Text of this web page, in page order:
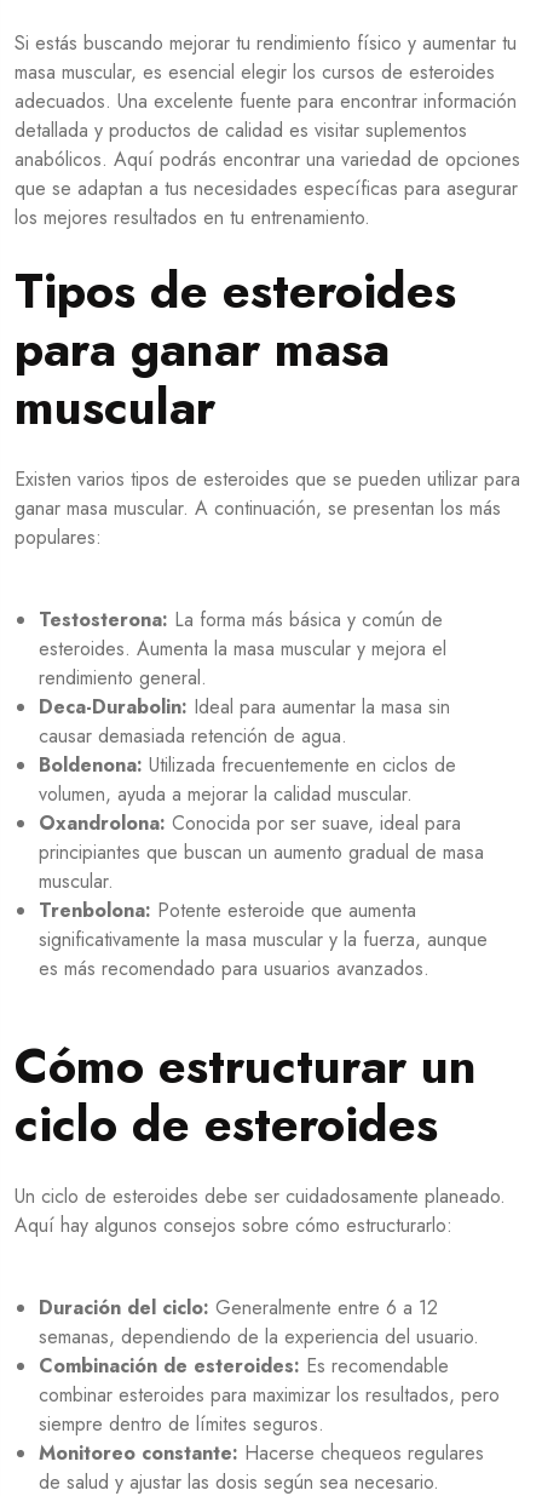
Si estás buscando mejorar tu rendimiento físico y aumentar tu
masa muscular, es esencial elegir los cursos de esteroides
adecuados. Una excelente fuente para encontrar información
detallada y productos de calidad es visitar suplementos
anabólicos. Aquí podrás encontrar una variedad de opciones
que se adaptan a tus necesidades específicas para asegurar
los mejores resultados en tu entrenamiento.
Tipos de esteroides
para ganar masa
muscular
Existen varios tipos de esteroides que se pueden utilizar para
ganar masa muscular. A continuación, se presentan los más
populares:
Testosterona: La forma más básica y común de
esteroides. Aumenta la masa muscular y mejora el
rendimiento general.
Deca-Durabolin: Ideal para aumentar la masa sin
causar demasiada retención de agua.
Boldenona: Utilizada frecuentemente en ciclos de
volumen, ayuda a mejorar la calidad muscular.
Oxandrolona: Conocida por ser suave, ideal para
principiantes que buscan un aumento gradual de masa
muscular.
Trenbolona: Potente esteroide que aumenta
significativamente la masa muscular y la fuerza, aunque
es más recomendado para usuarios avanzados.
Cómo estructurar un
ciclo de esteroides
Un ciclo de esteroides debe ser cuidadosamente planeado.
Aquí hay algunos consejos sobre cómo estructurarlo:
Duración del ciclo: Generalmente entre 6 a 12
semanas, dependiendo de la experiencia del usuario.
Combinación de esteroides: Es recomendable
combinar esteroides para maximizar los resultados, pero
siempre dentro de límites seguros.
Monitoreo constante: Hacerse chequeos regulares
de salud y ajustar las dosis según sea necesario.